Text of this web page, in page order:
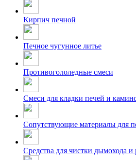
Кирпич печной
Печное чугунное литье
Противогололедные смеси
Смеси для кладки печей и
Сопутствующие материалы для
Средства для чистки дымохода и